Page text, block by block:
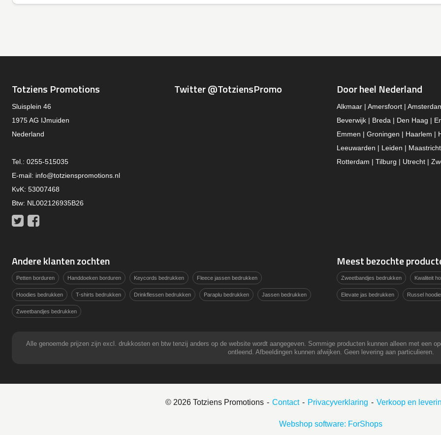
Totziens Promotions
Sluisplein 46
1975 AG IJmuiden
Nederland
Tel.: 0255-515035
E-mail: info@totzienspromotions.nl
KvK: 53007468
Btw: NL002126935B26
Twitter
Twitter @TotziensPromo Door heel Nederland
Alkmaar | Amersfoort |
Beverwijk | Breda | Den Haag |
Emmen | Groningen | Haarlem |
Leeuwarden | Leiden |
Rotterdam | Tilburg | Utrecht |
Andere klanten zochten
Petten borduren Handdoeken borduren Keycords bedrukken Fleece jassen bedrukken
Hoodies bedrukken T-shirts bedrukken Drinkflessen bedrukken Paraplu bedrukken Jassen bedrukken
Zweetbandjes bedrukken
Meest bezochte
Zweetbandjes bedrukken Kwaliteit
Elevate jas bedrukken Russel hoodie
Alle genoemde prijzen zijn excl. drukkosten en btw tenzij anders op de website wordt aangegeven. Sommige producten kunnen alleen met een
ontleend. Afbeeldingen kunnen afwijken. Geen levering aan particulieren.
© 2026 Totziens Promotions Contact Privacyverklaring Verkoop en
Webshop software: ForShops